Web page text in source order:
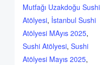
Mutfağı Uzakdoğu Sushi
Atölyesi, İstanbul Sushi
Atölyesi MAyıs 2025,
Sushi Atölyesi, Sushi
Atölyesi Mayıs 2025,